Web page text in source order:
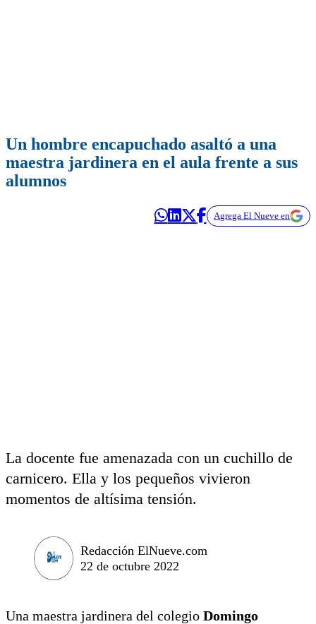
Un hombre encapuchado asaltó a una
maestra jardinera en el aula frente a sus
alumnos
Agrega El Nueve en
La docente fue amenazada con un cuchillo de
carnicero. Ella y los pequeños vivieron
momentos de altísima tensión.
Redacción ElNueve.com
22 de octubre 2022
Una maestra jardinera del colegio Domingo